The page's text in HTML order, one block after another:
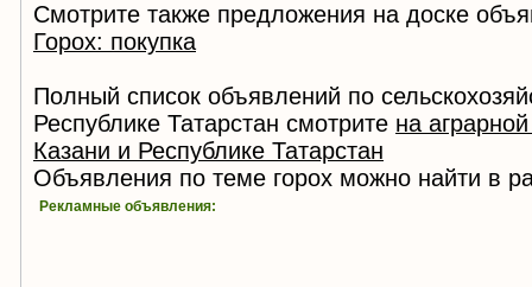
Смотрите также предложения на доске
Горох: покупка
Полный список объявлений по
Республике Татарстан смотрите на
Казани и Республике Татарстан
Объявления по теме горох можно найти в
Рекламные объявления: